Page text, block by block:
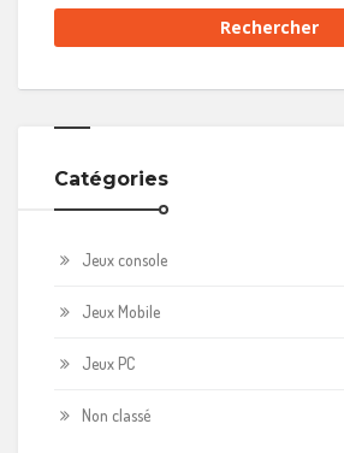
Catégories
Jeux console
Jeux Mobile
Jeux PC
Non classé